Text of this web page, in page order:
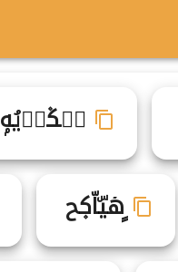
حࣸك۫ا۬يُهۭ
ٍهۤيۜاّك۪ح